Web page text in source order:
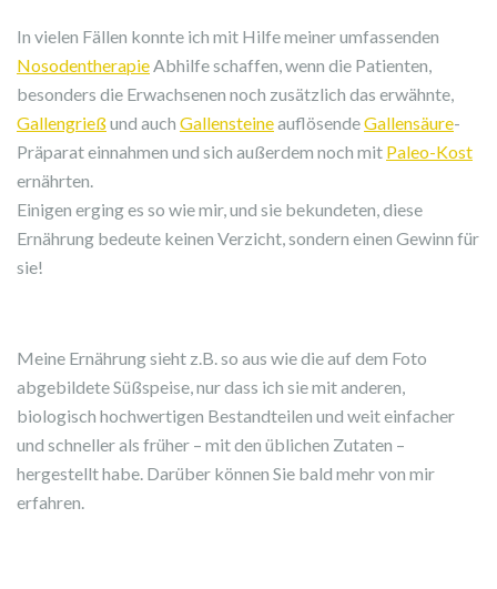
In vielen Fällen konnte ich mit Hilfe meiner umfassenden
Nosodentherapie Abhilfe schaffen, wenn die Patienten,
besonders die Erwachsenen noch zusätzlich das erwähnte,
Gallengrießund auch GallensteineauflösendeGallensäure-
Präparat einnahmen und sich außerdem noch mit Paleo-Kost
ernährten.
Einigen erging es so wie mir, und sie bekundeten, diese
Ernährung bedeute keinen Verzicht, sondern einen Gewinn für
sie!
Meine Ernährung sieht z.B. so aus wie die auf dem Foto
abgebildete Süßspeise, nur dass ich sie mit anderen,
biologisch hochwertigen Bestandteilen und weit einfacher
und schneller als früher – mit den üblichen Zutaten –
hergestellt habe. Darüber können Sie bald mehr von mir
erfahren.